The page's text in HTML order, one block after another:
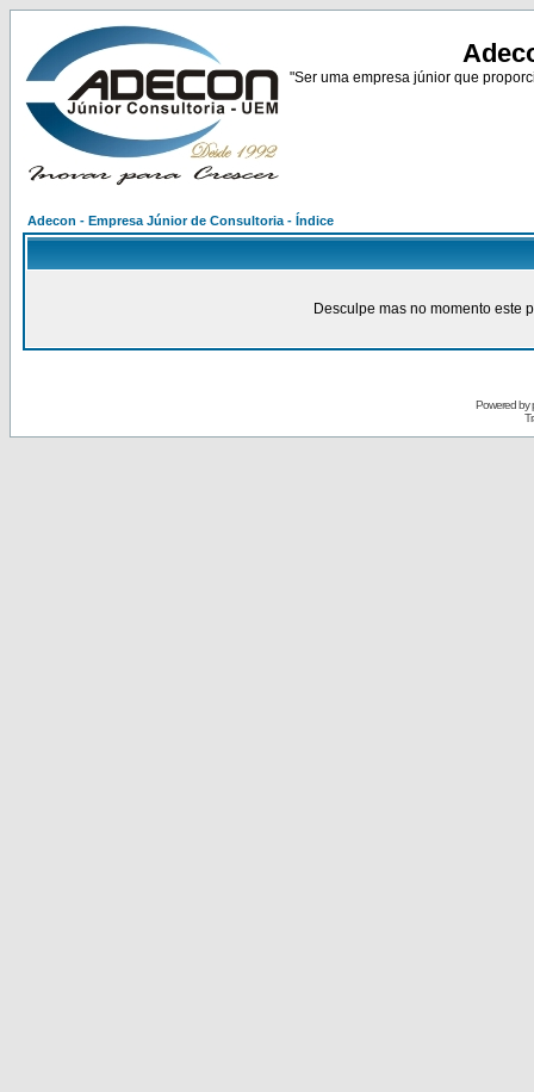
"Ser uma empresa júnior que
Adecon - Empresa Júnior de Consultoria - Índice
Desculpe mas no momento este
Powered by